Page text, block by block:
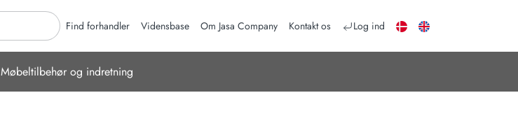
Find forhandler Vidensbase Om Jasa Company Kontakt os Log ind DA EN
Møbeltilbehør og indretning